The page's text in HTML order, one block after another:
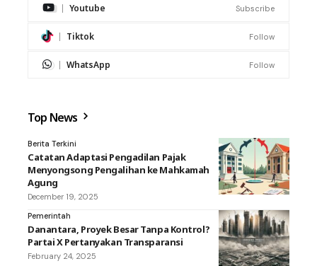
Youtube Subscribe
Tiktok Follow
WhatsApp Follow
Top News
Berita Terkini
Catatan Adaptasi Pengadilan Pajak
Menyongsong Pengalihan ke Mahkamah
Agung
December 19, 2025
Pemerintah
Danantara, Proyek Besar Tanpa Kontrol?
Partai X Pertanyakan Transparansi
February 24, 2025